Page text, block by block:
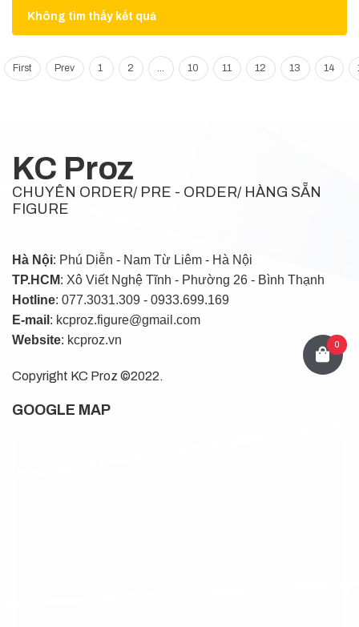
Không tìm thấy kết quả
First Prev 1 2 ... 10 11 12 13 14
KC Proz
CHUYÊN ORDER/ PRE - ORDER/ HÀNG SẴN
FIGURE
Hà Nội: Phú Diễn - Nam Từ Liêm - Hà Nội
TP.HCM: Xô Viết Nghệ Tĩnh - Phường 26 - Bình Thạnh
Hotline: 077.3031.309 - 0933.699.169
E-mail : kcproz.figure@gmail.com
Website: kcproz.vn
Copyright KC Proz ©2022.
GOOGLE MAP
0